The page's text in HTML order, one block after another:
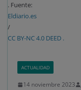
. Fuente:
Eldiario.es
/
CC BY-NC 4.0 DEED .
ACTUALIDAD
14 noviembre 2023